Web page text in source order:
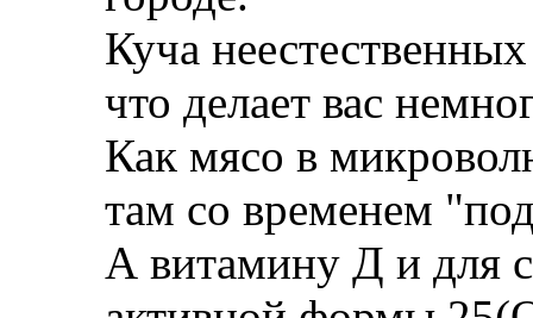
Куча
что делает вас
Как мясо в
там со временем
А витамину Д и для